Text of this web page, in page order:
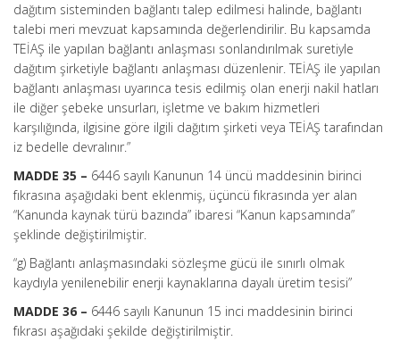
dağıtım sisteminden bağlantı talep edilmesi halinde, bağlantı
talebi meri mevzuat kapsamında değerlendirilir. Bu kapsamda
TEİAŞ ile yapılan bağlantı anlaşması sonlandırılmak suretiyle
dağıtım şirketiyle bağlantı anlaşması düzenlenir. TEİAŞ ile yapılan
bağlantı anlaşması uyarınca tesis edilmiş olan enerji nakil hatları
ile diğer şebeke unsurları, işletme ve bakım hizmetleri
karşılığında, ilgisine göre ilgili dağıtım şirketi veya TEİAŞ tarafından
iz bedelle devralınır.”
MADDE 35 – 6446 sayılı Kanunun 14 üncü maddesinin birinci
fıkrasına aşağıdaki bent eklenmiş, üçüncü fıkrasında yer alan
“Kanunda kaynak türü bazında” ibaresi “Kanun kapsamında”
şeklinde değiştirilmiştir.
“g) Bağlantı anlaşmasındaki sözleşme gücü ile sınırlı olmak
kaydıyla yenilenebilir enerji kaynaklarına dayalı üretim tesisi”
MADDE 36 – 6446 sayılı Kanunun 15 inci maddesinin birinci
fıkrası aşağıdaki şekilde değiştirilmiştir.